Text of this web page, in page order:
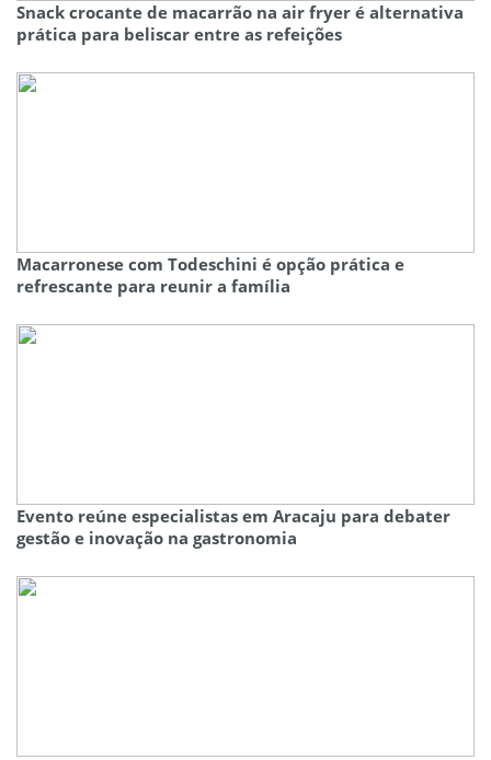
Snack crocante de macarrão na air fryer é alternativa
prática para beliscar entre as refeições
Macarronese com Todeschini é opção prática e
refrescante para reunir a família
Evento reúne especialistas em Aracaju para debater
gestão e inovação na gastronomia